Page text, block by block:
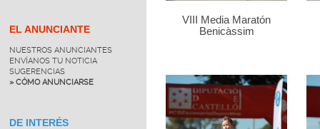
EL ANUNCIANTE
NUESTROS ANUNCIANTES
ENVÍANOS TU NOTICIA
SUGERENCIAS
» CÓMO ANUNCIARSE
DE INTERÉS
VIII Media Maratón
Benicàssim